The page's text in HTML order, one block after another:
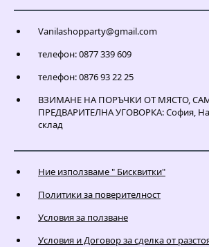
Vanilashopparty@gmail.com
телефон: 0877 339 609
телефон: 0876 93 22 25
ВЗИМАНЕ НА ПОРЪЧКИ ОТ МЯСТО,
ПРЕДВАРИТЕЛНА УГОВОРКА: София,
склад
Ние използваме " Бисквитки"
Политики за поверителност
Условия за ползване
Условия и Договор за сделка от